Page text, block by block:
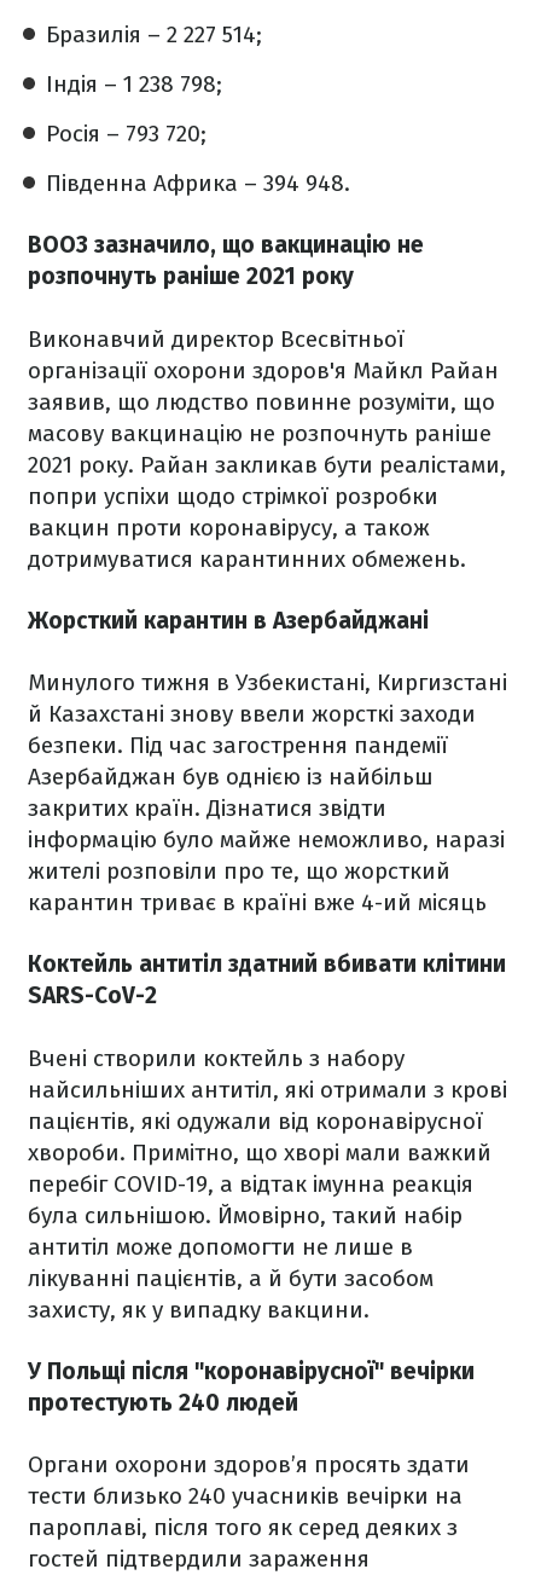
Бразилія – 2 227 514;
Індія – 1 238 798;
Росія – 793 720;
Південна Африка – 394 948.
ВООЗ зазначило, що вакцинацію не
розпочнуть раніше 2021 року
Виконавчий директор Всесвітньої
організації охорони здоров'я Майкл Райан
заявив, що людство повинне розуміти, що
масову вакцинацію не розпочнуть раніше
2021 року. Райан закликав бути реалістами,
попри успіхи щодо стрімкої розробки
вакцин проти коронавірусу, а також
дотримуватися карантинних обмежень.
Жорсткий карантин в Азербайджані
Минулого тижня в Узбекистані, Киргизстані
й Казахстані знову ввели жорсткі заходи
безпеки. Під час загострення пандемії
Азербайджан був однією із найбільш
закритих країн. Дізнатися звідти
інформацію було майже неможливо, наразі
жителі розповіли про те, що жорсткий
карантин триває в країні вже 4-ий місяць
Коктейль антитіл здатний вбивати клітини
SARS-CoV-2
Вчені створили коктейль з набору
найсильніших антитіл, які отримали з крові
пацієнтів, які одужали від коронавірусної
хвороби. Примітно, що хворі мали важкий
перебіг COVID-19, а відтак імунна реакція
була сильнішою. Ймовірно, такий набір
антитіл може допомогти не лише в
лікуванні пацієнтів, а й бути засобом
захисту, як у випадку вакцини.
У Польщі після "коронавірусної" вечірки
протестують 240 людей
Органи охорони здоров’я просять здати
тести близько 240 учасників вечірки на
пароплаві, після того як серед деяких з
гостей підтвердили зараження